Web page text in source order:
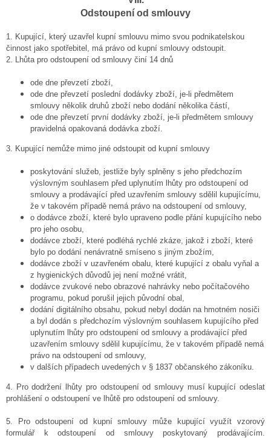
Odstoupení od smlouvy
1. Kupující, který uzavřel kupní smlouvu mimo svou podnikatelskou
činnost jako spotřebitel, má právo od kupní smlouvy odstoupit.
2. Lhůta pro odstoupení od smlouvy činí 14 dnů
ode dne převzetí zboží,
ode dne převzetí poslední dodávky zboží, je-li předmětem
smlouvy několik druhů zboží nebo dodání několika částí,
ode dne převzetí první dodávky zboží, je-li předmětem smlouvy
pravidelná opakovaná dodávka zboží.
3. Kupující nemůže mimo jiné odstoupit od kupní smlouvy
poskytování služeb, jestliže byly splněny s jeho předchozím
výslovným souhlasem před uplynutím lhůty pro odstoupení od
smlouvy a prodávající před uzavřením smlouvy sdělil kupujícímu,
že v takovém případě nemá právo na odstoupení od smlouvy,
o dodávce zboží, které bylo upraveno podle přání kupujícího nebo
pro jeho osobu,
dodávce zboží, které podléhá rychlé zkáze, jakož i zboží, které
bylo po dodání nenávratně smíseno s jiným zbožím,
dodávce zboží v uzavřeném obalu, které kupující z obalu vyňal a
z hygienických důvodů jej není možné vrátit,
dodávce zvukové nebo obrazové nahrávky nebo počítačového
programu, pokud porušil jejich původní obal,
dodání digitálního obsahu, pokud nebyl dodán na hmotném nosiči
a byl dodán s předchozím výslovným souhlasem kupujícího před
uplynutím lhůty pro odstoupení od smlouvy a prodávající před
uzavřením smlouvy sdělil kupujícímu, že v takovém případě nemá
právo na odstoupení od smlouvy,
v dalších případech uvedených v § 1837 občanského zákoníku.
4.
Pro dodržení lhůty pro odstoupení od smlouvy musí kupující odeslat
prohlášení o odstoupení ve lhůtě pro odstoupení od smlouvy.
5. Pro odstoupení od kupní smlouvy může kupující využít vzorový
formulář k odstoupení od smlouvy poskytovaný prodávajícím.